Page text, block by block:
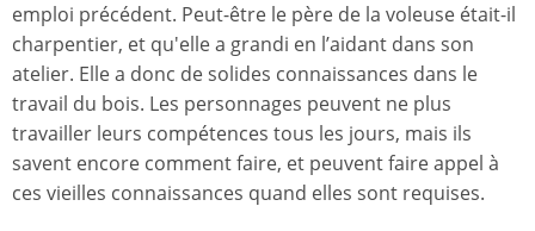
emploi précédent. Peut-être le père de la voleuse était-il
charpentier, et qu'elle a grandi en l’aidant dans son
atelier. Elle a donc de solides connaissances dans le
travail du bois. Les personnages peuvent ne plus
travailler leurs compétences tous les jours, mais ils
savent encore comment faire, et peuvent faire appel à
ces vieilles connaissances quand elles sont requises.